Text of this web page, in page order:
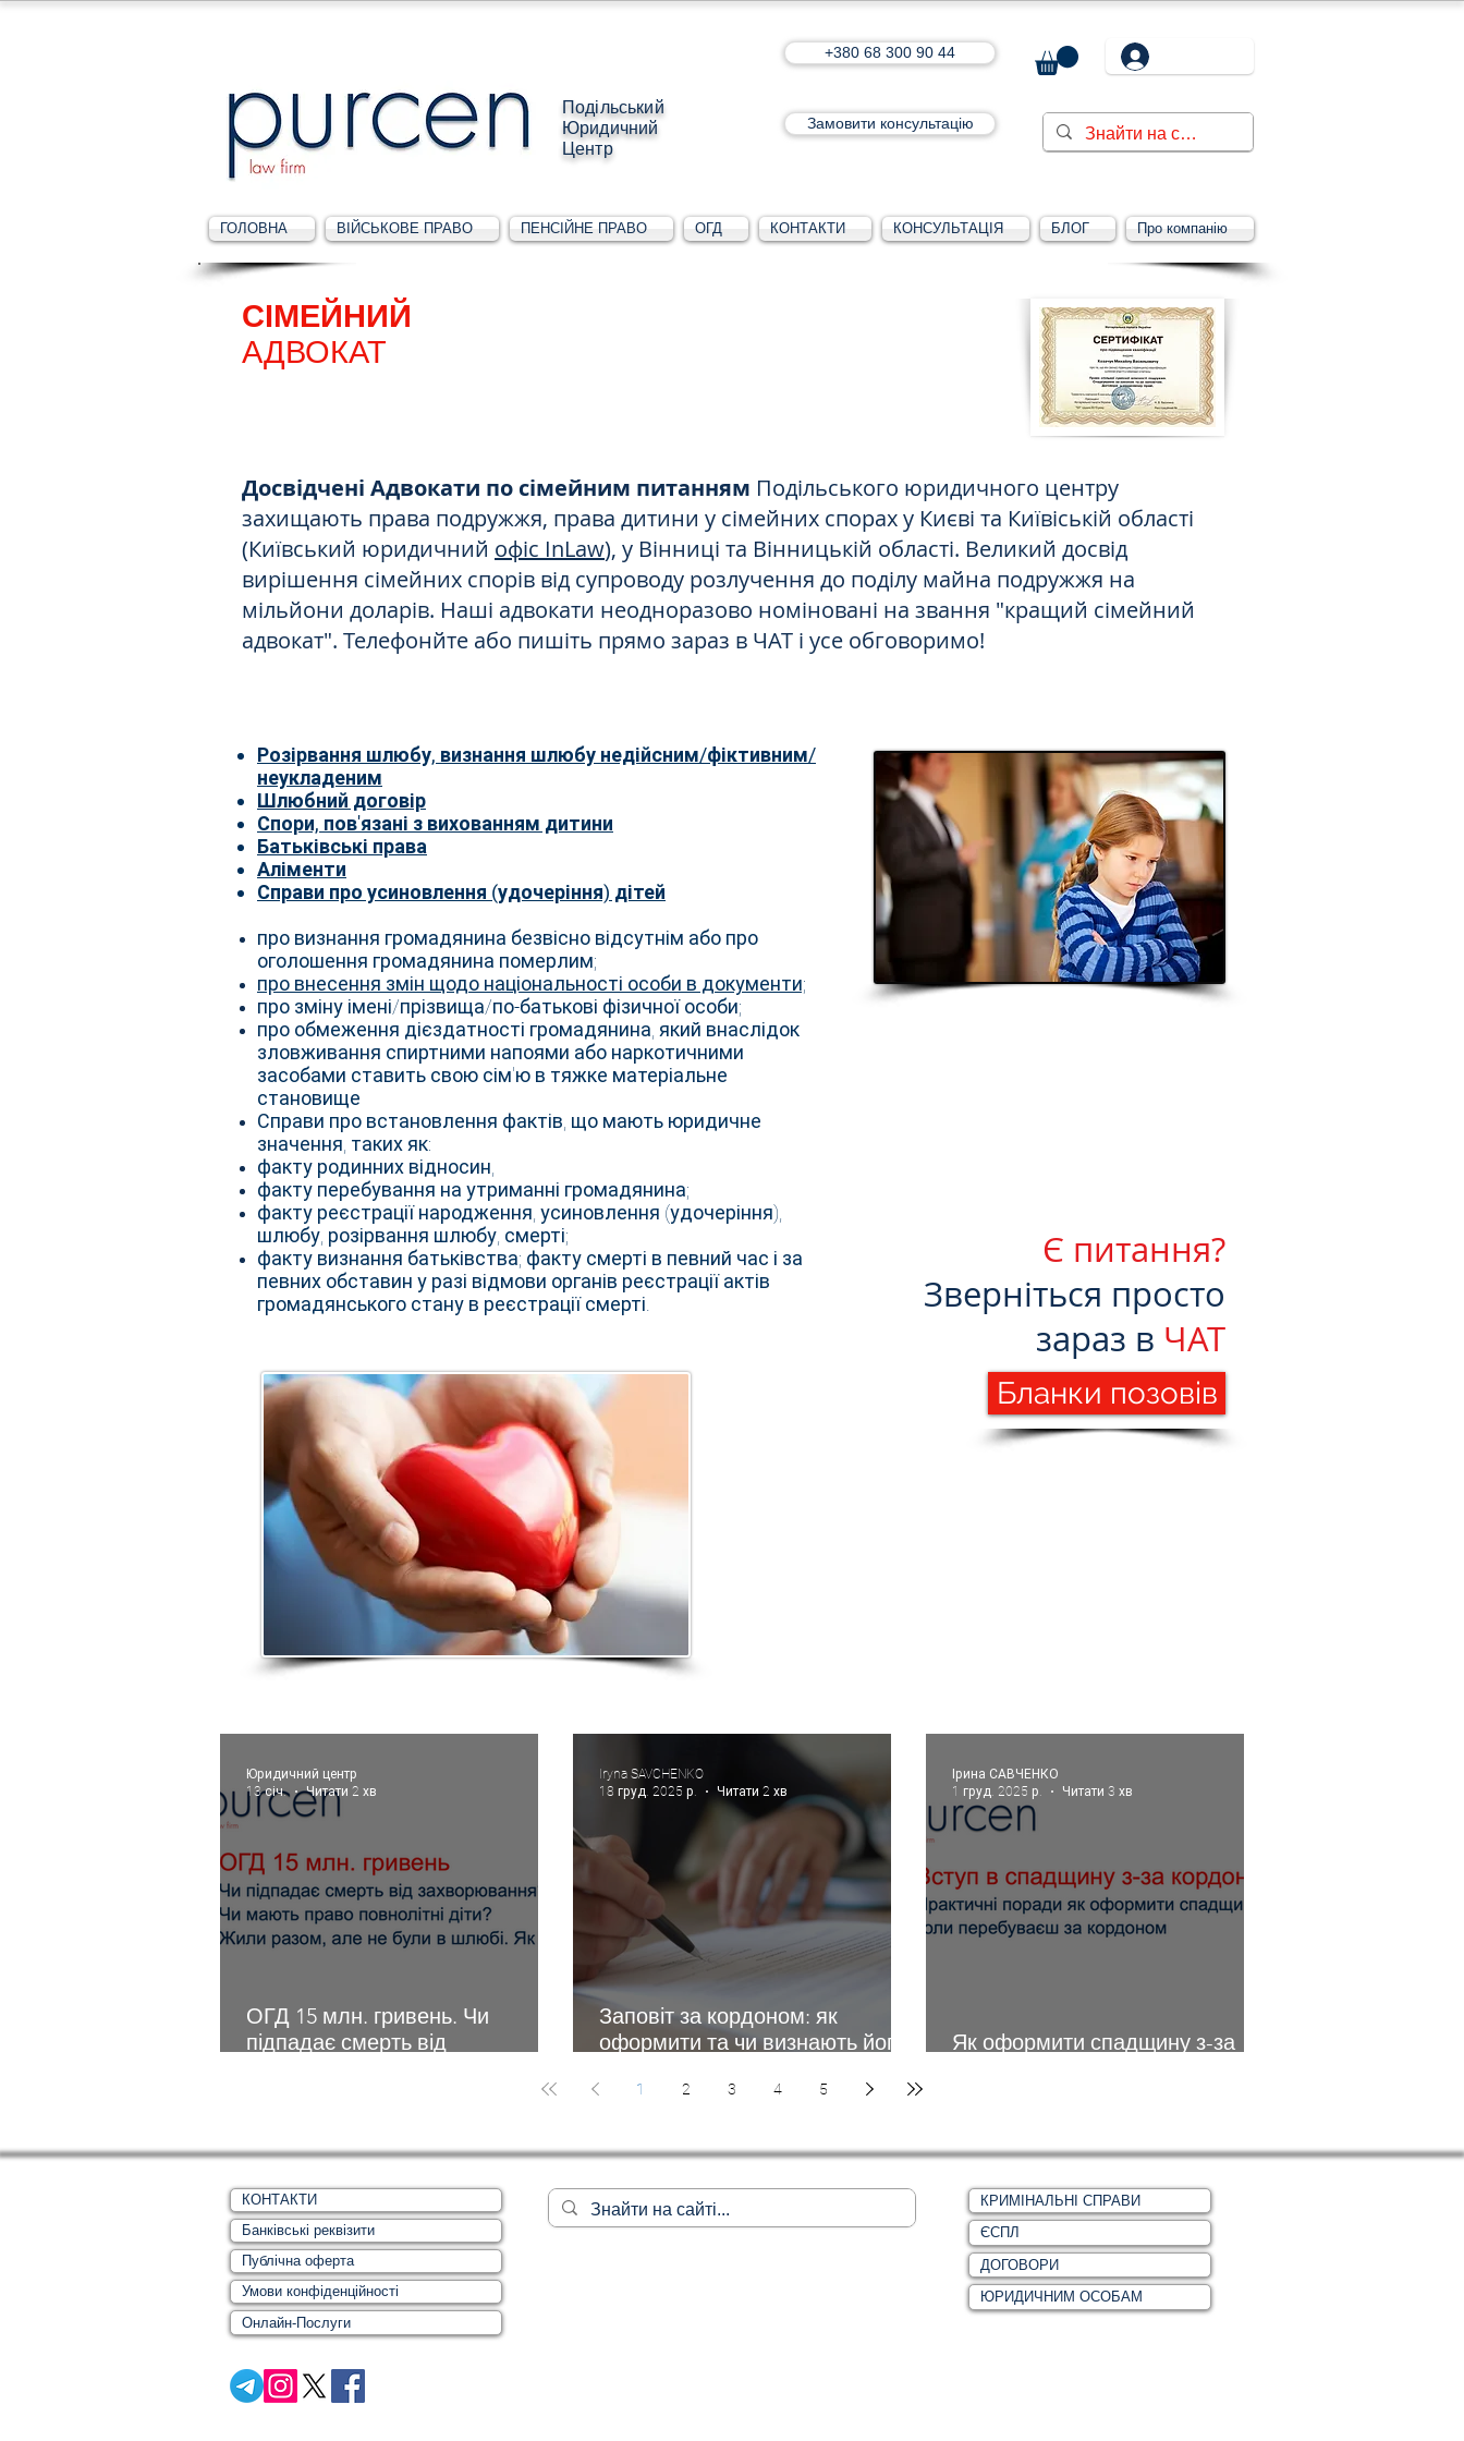
Подільський
Юридичний
Центр
+380 68 300 90 44
Замовити консультацію
ГОЛОВНА ВІЙСЬКОВЕ ПРАВО ПЕНСІЙНЕ ПРАВО ОГД КОНТАКТИ КОНСУЛЬТАЦІЯ БЛОГ Про компанію
СІМЕЙНИЙ
АДВОКАТ
Досвідчені Адвокати по сімейним питанням Подільського юридичного центру
захищають права подружжя, права дитини у сімейних спорах у Києві та Київіській області
(Київський юридичний офіс InLaw), у Вінниці та Вінницькій області. Великий досвід
вирішення сімейних спорів від супроводу розлучення до поділу майна подружжя на
мільйони доларів. Наші адвокати неодноразово номіновані на звання "кращий сімейний
адвокат". Телефонйте або пишіть прямо зараз в ЧАТ і усе обговоримо!
Розірвання шлюбу, визнання шлюбу недійсним/фіктивним/
неукладеним
Шлюбний договір
Спори, пов'язані з вихованням дитини
Батьківські права
Аліменти
Справи про усиновлення (удочеріння) дітей
про визнання громадянина безвісно відсутнім або про
оголошення громадянина померлим;
про внесення змін щодо національності особи в документи;
про зміну імені/прізвища/по-батькові фізичної особи;
про обмеження дієздатності громадянина, який внаслідок
зловживання спиртними напоями або наркотичними
засобами ставить свою сім'ю в тяжке матеріальне
становище
Справи про встановлення фактів, що мають юридичне
значення, таких як:
факту родинних відносин,
факту перебування на утриманні громадянина;
факту реєстрації народження, усиновлення (удочеріння),
шлюбу, розірвання шлюбу, смерті;
факту визнання батьківства; факту смерті в певний час і за
певних обставин у разі відмови органів реєстрації актів
громадянського стану в реєстрації смерті.
Є питання?
Зверніться просто
зараз в ЧАТ
Бланки позовів
ОГД 15 млн. гривень. Чи
підпадає смерть від
бути?
Юридичний центр
13 січ.
Читати 2 хв
Заповіт за кордоном: як
оформити та чи визнають його
Iryna SAVCHENKO
18 груд. 2025 р.
Читати 2 хв
Як оформити спадщину з-за
Ірина САВЧЕНКО
1 груд. 2025 р.
Читати 3 хв
1 2 3 4 5
КОНТАКТИ
Банківські реквізити
Публічна оферта
Умови конфіденційності
Онлайн-Послуги
КРИМІНАЛЬНІ СПРАВИ
ЄСПЛ
ДОГОВОРИ
ЮРИДИЧНИМ ОСОБАМ